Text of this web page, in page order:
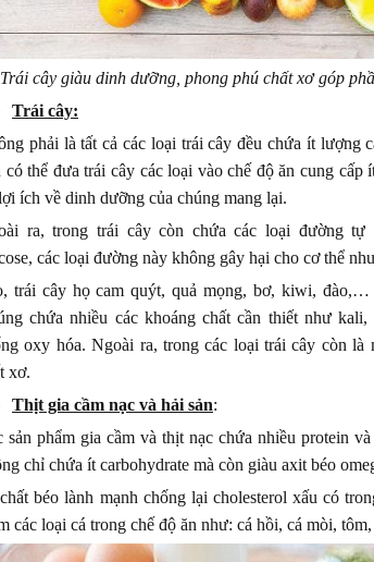
Trái cây giàu dinh dưỡng, phong phú chất xơ góp
Trái cây:
phải là tất cả các loại trái cây đều chứa ít lượng
có thể đưa trái cây các loại vào chế độ ăn cung cấp
ích về dinh dưỡng của chúng mang lại.
ra, trong trái cây còn chứa các loại đường tự
các loại đường này không gây hại cho cơ thể
trái cây họ cam quýt, quả mọng, bơ, kiwi, đào,…
chứa nhiều các khoáng chất cần thiết như kali,
oxy hóa. Ngoài ra, trong các loại trái cây còn là
xơ.
Thịt gia cầm nạc và hải sản:
sản phẩm gia cầm và thịt nạc chứa nhiều protein
chỉ chứa ít carbohydrate mà còn giàu axit béo
béo lành mạnh chống lại cholesterol xấu có
các loại cá trong chế độ ăn như: cá hồi, cá mòi,